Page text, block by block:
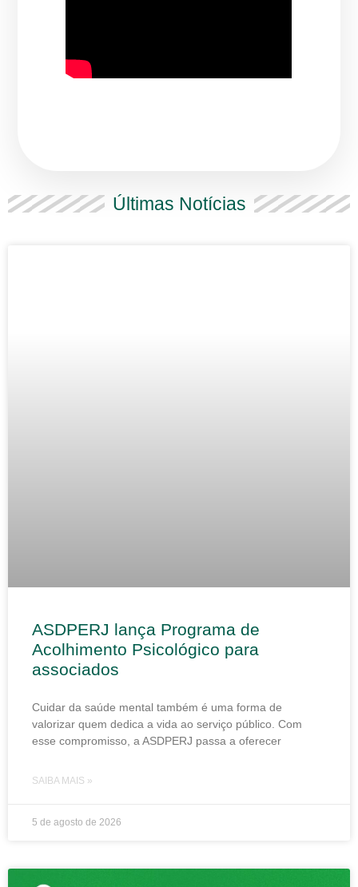
Últimas Notícias
ASDPERJ lança Programa de
Acolhimento Psicológico para
associados
Cuidar da saúde mental também é uma forma de
valorizar quem dedica a vida ao serviço público. Com
esse compromisso, a ASDPERJ passa a oferecer
SAIBA MAIS »
5 de agosto de 2026